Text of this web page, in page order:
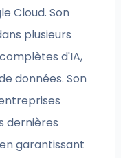
Cloud. Son
plusieurs
d'IA,
données. Son
dernières
garantissant